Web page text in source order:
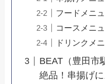
フードメニ
コースメニ
ドリンクメ
BEAT（豊田市
絶品！串揚げ